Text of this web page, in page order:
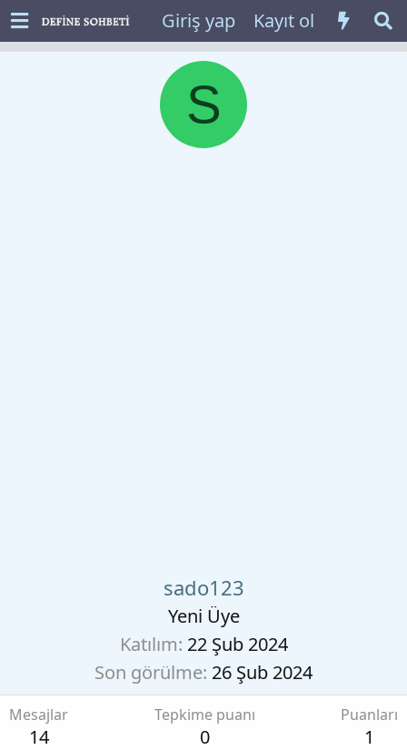
Giriş yap Kayıt ol
S
sado123
Yeni Üye
Katılım 22 Şub 2024
Son görülme 26 Şub 2024
Mesajlar
14
Tepkime puanı
0
Puanları
1